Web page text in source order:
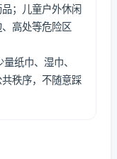
；儿童户外休闲
高处等危险区
纸巾、湿巾、
秩序，不随意踩